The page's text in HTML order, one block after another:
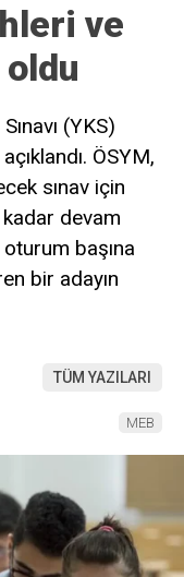
ve
(YKS)
ÖSYM,
sınav için
devam
başına
bir adayın
TÜM YAZILARI
MEB